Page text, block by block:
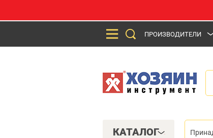
ПРОИЗВОДИТЕЛИ
КАТАЛОГ